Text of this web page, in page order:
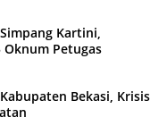
Kartini,
Oknum Petugas
Bekasi, Krisis